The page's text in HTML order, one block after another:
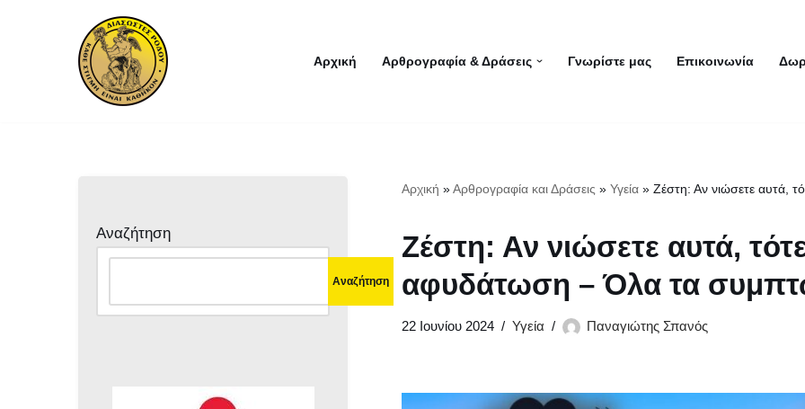
Μεταπηδήστε
περιεχόμενο
Αρχική Αρθρογραφία & Δράσεις Γνωρίστε μας Επικοινωνία
Αναζήτηση
Αναζήτηση
Αρχική »Αρθρογραφία και Δράσεις » Υγεία » Ζέστη: Αν νιώσετε αυτά,
Ζέστη: Αν νιώσετε αυτά,
αφυδάτωση – Όλα τα
22 Ιουνίου 2024 Υγεία Παναγιώτης Σπανός